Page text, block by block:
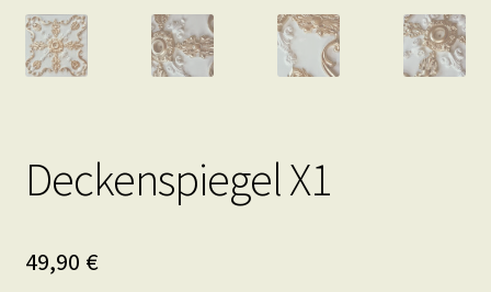
Deckenspiegel X1
49,90 €